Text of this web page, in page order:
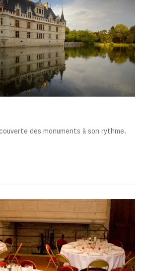
des monuments à son rythme.